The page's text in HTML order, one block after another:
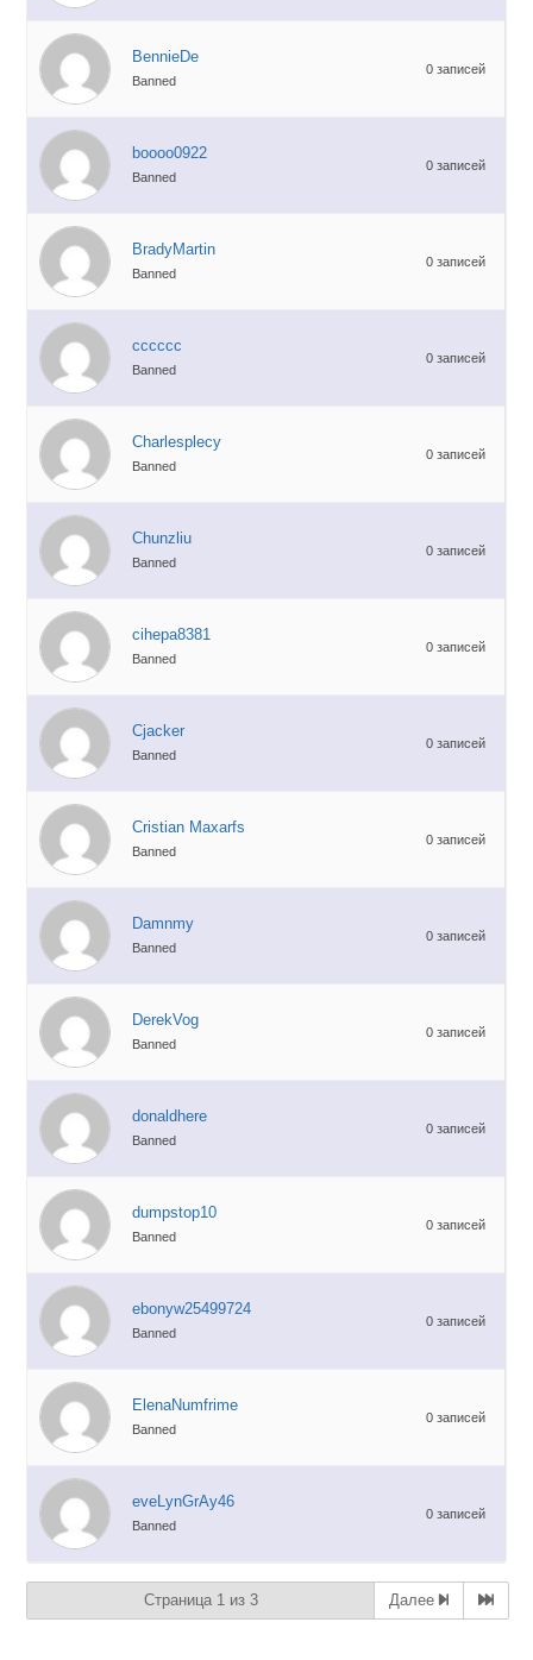
BennieDe
Banned
0 записей
boooo0922
Banned
0 записей
BradyMartin
Banned
0 записей
cccccc
Banned
0 записей
Charlesplecy
Banned
0 записей
Chunzliu
Banned
0 записей
cihepa8381
Banned
0 записей
Cjacker
Banned
0 записей
Cristian Maxarfs
Banned
0 записей
Damnmy
Banned
0 записей
DerekVog
Banned
0 записей
donaldhere
Banned
0 записей
dumpstop10
Banned
0 записей
ebonyw25499724
Banned
0 записей
ElenaNumfrime
Banned
0 записей
eveLynGrAy46
Banned
0 записей
Страница 1 из 3 Далее